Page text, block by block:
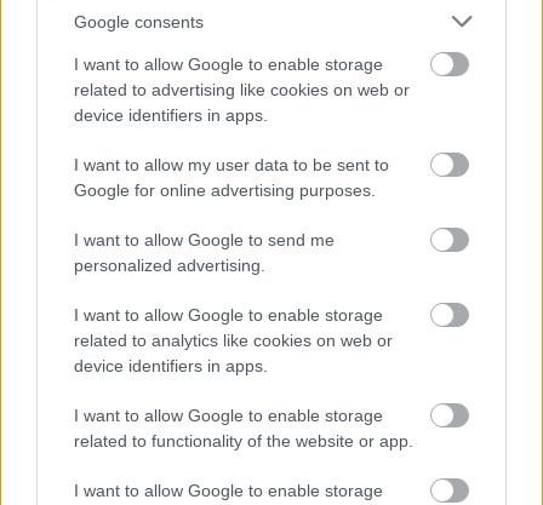
Google consents
I want to allow Google to enable storage
related to advertising like cookies on web or
device identifiers in apps.
I want to allow my user data to be sent to
Google for online advertising purposes.
I want to allow Google to send me
personalized advertising.
I want to allow Google to enable storage
related to analytics like cookies on web or
device identifiers in apps.
I want to allow Google to enable storage
related to functionality of the website or app.
I want to allow Google to enable storage
Támogatás
Támogasd adományoddal
Kapcsolódó hírek
LUKE SHAW